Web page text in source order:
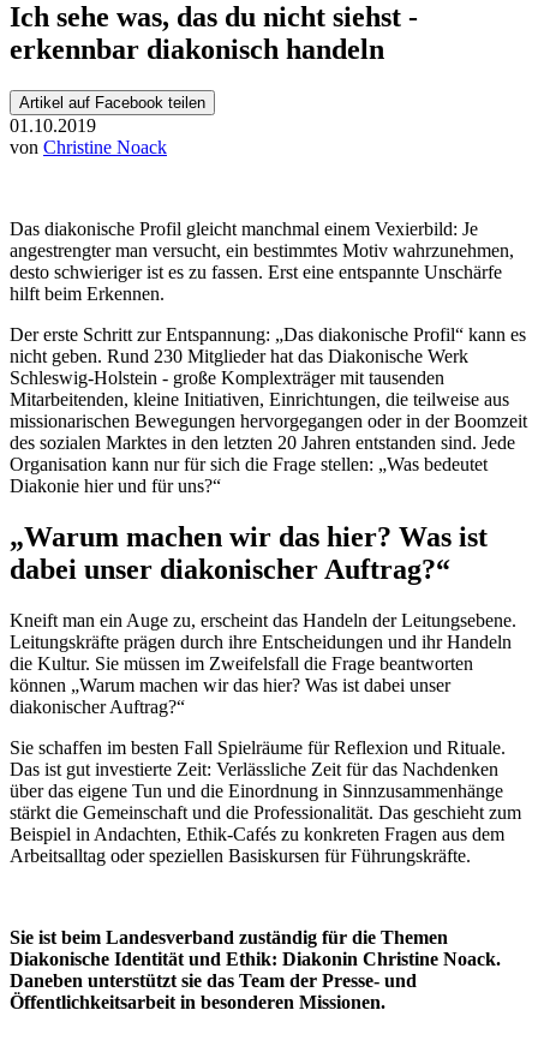
Ich sehe was, das du nicht siehst -
erkennbar diakonisch handeln
Artikel auf Facebook teilen
01.10.2019
von Christine Noack
Das diakonische Profil gleicht manchmal einem Vexierbild: Je
angestrengter man versucht, ein bestimmtes Motiv wahrzunehmen,
desto schwieriger ist es zu fassen. Erst eine entspannte Unschärfe
hilft beim Erkennen.
Der erste Schritt zur Entspannung: „Das diakonische Profil“ kann es
nicht geben. Rund 230 Mitglieder hat das Diakonische Werk
Schleswig-Holstein - große Komplexträger mit tausenden
Mitarbeitenden, kleine Initiativen, Einrichtungen, die teilweise aus
missionarischen Bewegungen hervorgegangen oder in der Boomzeit
des sozialen Marktes in den letzten 20 Jahren entstanden sind. Jede
Organisation kann nur für sich die Frage stellen: „Was bedeutet
Diakonie hier und für uns?“
„Warum machen wir das hier? Was ist
dabei unser diakonischer Auftrag?“
Kneift man ein Auge zu, erscheint das Handeln der Leitungsebene.
Leitungskräfte prägen durch ihre Entscheidungen und ihr Handeln
die Kultur. Sie müssen im Zweifelsfall die Frage beantworten
können „Warum machen wir das hier? Was ist dabei unser
diakonischer Auftrag?“
Sie schaffen im besten Fall Spielräume für Reflexion und Rituale.
Das ist gut investierte Zeit: Verlässliche Zeit für das Nachdenken
über das eigene Tun und die Einordnung in Sinnzusammenhänge
stärkt die Gemeinschaft und die Professionalität. Das geschieht zum
Beispiel in Andachten, Ethik-Cafés zu konkreten Fragen aus dem
Arbeitsalltag oder speziellen Basiskursen für Führungskräfte.
Sie ist beim Landesverband zuständig für die Themen
Diakonische Identität und Ethik: Diakonin Christine Noack.
Daneben unterstützt sie das Team der Presse- und
Öffentlichkeitsarbeit in besonderen Missionen.